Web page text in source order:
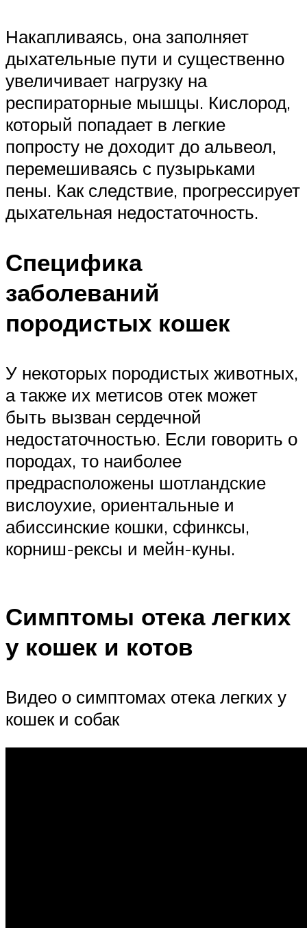
Накапливаясь, она заполняет
дыхательные пути и существенно
увеличивает нагрузку на
респираторные мышцы. Кислород,
который попадает в легкие
попросту не доходит до альвеол,
перемешиваясь с пузырьками
пены. Как следствие, прогрессирует
дыхательная недостаточность.
Специфика
заболеваний
породистых кошек
У некоторых породистых животных,
а также их метисов отек может
быть вызван сердечной
недостаточностью. Если говорить о
породах, то наиболее
предрасположены шотландские
вислоухие, ориентальные и
абиссинские кошки, сфинксы,
корниш-рексы и мейн-куны.
Симптомы отека легких
у кошек и котов
Видео о симптомах отека легких у
кошек и собак